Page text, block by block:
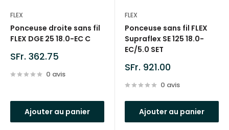
FLEX
Ponceuse droite sans fil
FLEX DGE 25 18.0-EC C
Prix
SFr. 362.75
0 avis
Ajouter au panier
FLEX
Ponceuse sans fil FLEX
Supraflex SE 125 18.0-
EC/5.0 SET
Prix
SFr. 921.00
0 avis
Ajouter au panier